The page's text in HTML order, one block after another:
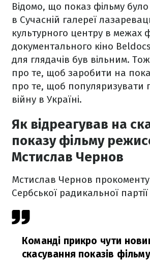
Відомо, що показ фільму
в Сучасній галереї
культурного центру в межах
документального кіно Beldocs
для глядачів був вільним.
про те, щоб заробити на
про те, щоб популяризувати
війну в Україні.
Як відреагував на
показу фільму
Мстислав Чернов
Мстислав Чернов
Сербської радикальної
Команді прикро чути
скасування показів